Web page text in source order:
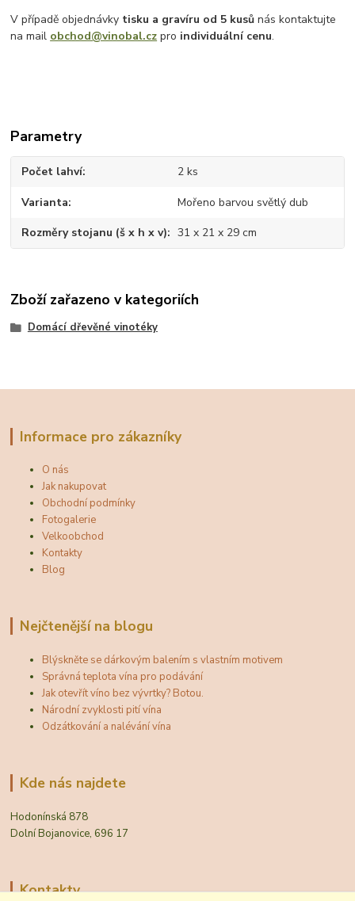
V případě objednávky tisku a gravíru od 5 kusů nás kontaktujte
na mail obchod@vinobal.cz pro individuální cenu.
Parametry
Počet lahví 2 ks
Varianta Mořeno barvou světlý dub
Rozměry stojanu (š x h x v) 31 x 21 x 29 cm
Zboží zařazeno v kategoriích
Domácí dřevěné vinotéky
Informace pro zákazníky
O nás
Jak nakupovat
Obchodní podmínky
Fotogalerie
Velkoobchod
Kontakty
Blog
Nejčtenější na blogu
Blýskněte se dárkovým balením s vlastním motivem
Správná teplota vína pro podávání
Jak otevřít víno bez vývrtky? Botou.
Národní zvyklosti pití vína
Odzátkování a nalévání vína
Kde nás najdete
Hodonínská 878
Dolní Bojanovice, 696 17
Kontakty